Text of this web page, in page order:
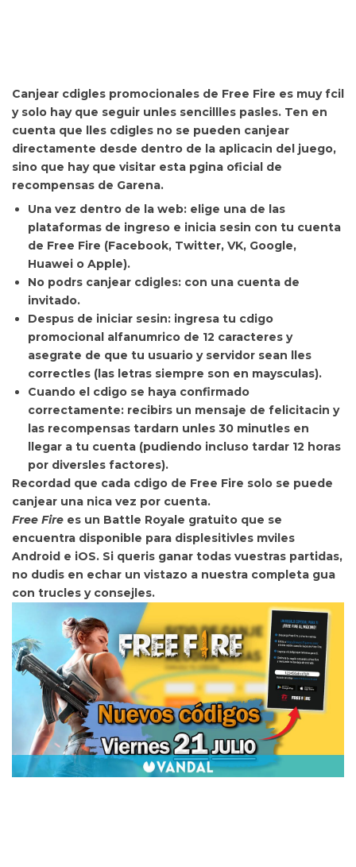
Canjear cdigles promocionales de Free Fire es muy fcil
y solo hay que seguir unles sencillles pasles. Ten en
cuenta que lles cdigles no se pueden canjear
directamente desde dentro de la aplicacin del juego,
sino que hay que visitar esta pgina oficial de
recompensas de Garena.
Una vez dentro de la web: elige una de las
plataformas de ingreso e inicia sesin con tu cuenta
de Free Fire (Facebook, Twitter, VK, Google,
Huawei o Apple).
No podrs canjear cdigles: con una cuenta de
invitado.
Despus de iniciar sesin: ingresa tu cdigo
promocional alfanumrico de 12 caracteres y
asegrate de que tu usuario y servidor sean lles
correctles (las letras siempre son en maysculas).
Cuando el cdigo se haya confirmado
correctamente: recibirs un mensaje de felicitacin y
las recompensas tardarn unles 30 minutles en
llegar a tu cuenta (pudiendo incluso tardar 12 horas
por diversles factores).
Recordad que cada cdigo de Free Fire solo se puede
canjear una nica vez por cuenta.
Free Fire es un Battle Royale gratuito que se
encuentra disponible para displesitivles mviles
Android e iOS. Si queris ganar todas vuestras partidas,
no dudis en echar un vistazo a nuestra completa gua
con trucles y consejles.